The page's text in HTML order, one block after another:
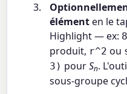
élémenten le
Highlight — ex: 8
produit, r^2 ou
3) pourSn.
sous-groupe